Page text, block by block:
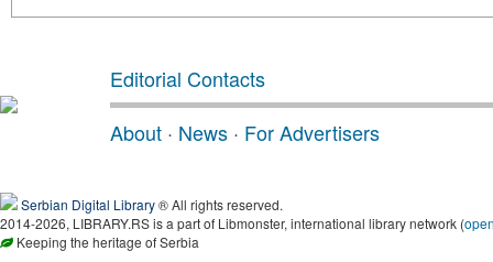
Editorial Contacts
About · News · For Advertisers
Serbian Digital Library® All rights reserved.
2014-2026, LIBRARY.RS is a part of Libmonster, international library network (
Keeping the heritage of Serbia